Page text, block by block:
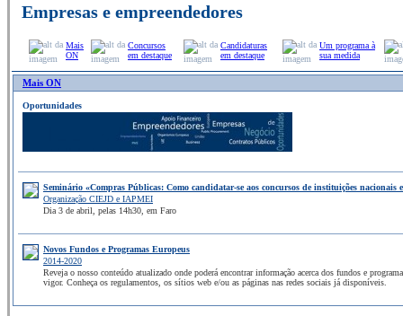
Empresas e empreendedores
Mais
ON
Concursos
em destaque
Candidaturas
em destaque
Um programa à
sua medida
Mais ON
Oportunidades
Seminário «Compras Públicas: Como candidatar-se aos concursos de instituições nacionais
Organização CIEJD e IAPMEI
Dia 3 de abril, pelas 14h30, em Faro
Novos Fundos e Programas Europeus
2014-2020
Reveja o nosso conteúdo atualizado onde poderá encontrar informação acerca dos fundos e
vigor. Conheça os regulamentos, os sítios web e/ou as páginas nas redes sociais já disponíveis.